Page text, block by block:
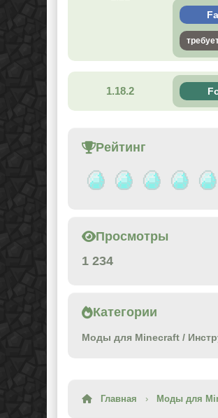
1.18.2
Рейтинг
Просмотры
1 234
Категории
Моды для Minecraft /
Главная › Моды для